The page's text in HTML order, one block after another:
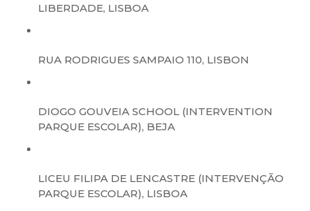
LIBERDADE, LISBOA
RUA RODRIGUES SAMPAIO 110, LISBON
DIOGO GOUVEIA SCHOOL (INTERVENTION
PARQUE ESCOLAR), BEJA
LICEU FILIPA DE LENCASTRE (INTERVENÇÃO
PARQUE ESCOLAR), LISBOA